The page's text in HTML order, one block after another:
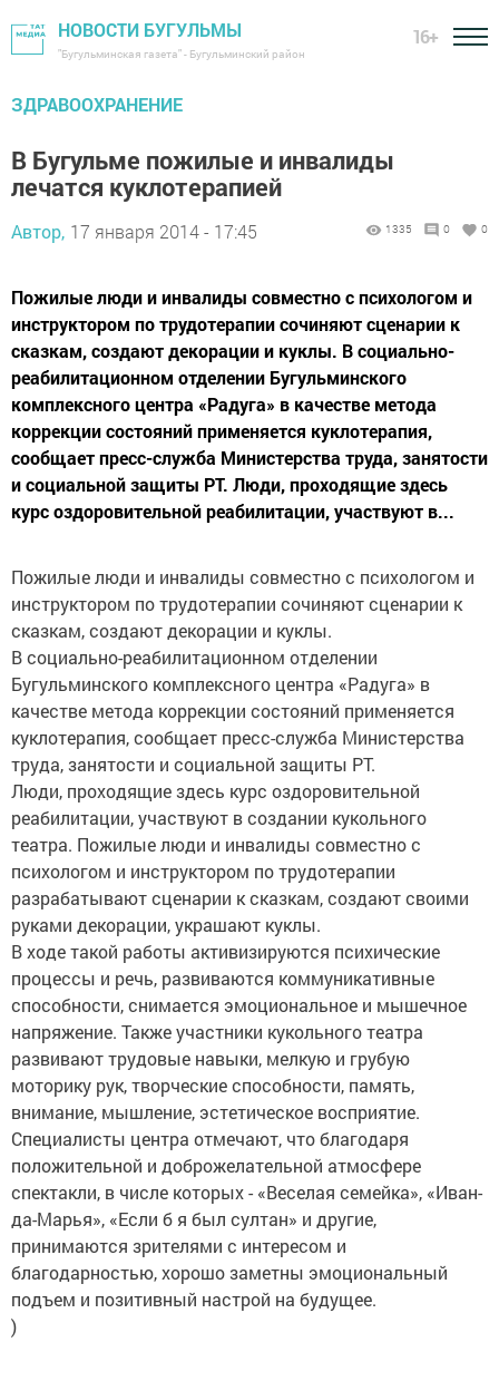
НОВОСТИ БУГУЛЬМЫ
"Бугульминская газета" - Бугульминский район
16+
ЗДРАВООХРАНЕНИЕ
В Бугульме пожилые и инвалиды
лечатся куклотерапией
Автор, 17 января 2014 - 17:45 1335 0 0
Пожилые люди и инвалиды совместно с психологом и
инструктором по трудотерапии сочиняют сценарии к
сказкам, создают декорации и куклы. В социально-
реабилитационном отделении Бугульминского
комплексного центра «Радуга» в качестве метода
коррекции состояний применяется куклотерапия,
сообщает пресс-служба Министерства труда, занятости
и социальной защиты РТ. Люди, проходящие здесь
курс оздоровительной реабилитации, участвуют в...
Пожилые люди и инвалиды совместно с психологом и
инструктором по трудотерапии сочиняют сценарии к
сказкам, создают декорации и куклы.
В социально-реабилитационном отделении
Бугульминского комплексного центра «Радуга» в
качестве метода коррекции состояний применяется
куклотерапия, сообщает пресс-служба Министерства
труда, занятости и социальной защиты РТ.
Люди, проходящие здесь курс оздоровительной
реабилитации, участвуют в создании кукольного
театра. Пожилые люди и инвалиды совместно с
психологом и инструктором по трудотерапии
разрабатывают сценарии к сказкам, создают своими
руками декорации, украшают куклы.
В ходе такой работы активизируются психические
процессы и речь, развиваются коммуникативные
способности, снимается эмоциональное и мышечное
напряжение. Также участники кукольного театра
развивают трудовые навыки, мелкую и грубую
моторику рук, творческие способности, память,
внимание, мышление, эстетическое восприятие.
Специалисты центра отмечают, что благодаря
положительной и доброжелательной атмосфере
спектакли, в числе которых - «Веселая семейка», «Иван-
да-Марья», «Если б я был султан» и другие,
принимаются зрителями с интересом и
благодарностью, хорошо заметны эмоциональный
подъем и позитивный настрой на будущее.
)